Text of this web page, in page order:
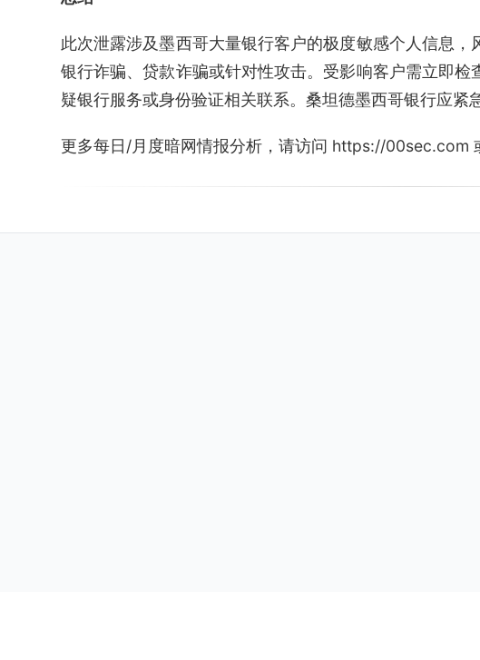
此次泄露涉及墨西哥大量银行客户的极度敏感个人信息，
银行诈骗、贷款诈骗或针对性攻击。受影响客户需立即
疑银行服务或身份验证相关联系。桑坦德墨西哥银行应紧
更多每日/月度暗网情报分析，请访问 https://00sec.com